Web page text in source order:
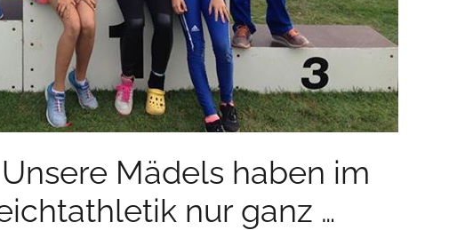
Unsere Mädels haben im
nur ganz …